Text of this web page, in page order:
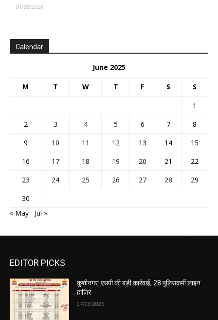
01/08/2026
Calendar
June 2025
M T W T F S S
1
2
3 4 5 6 7
8
9
10 11 12 13 14
15
16
17 18 19 20 21
22
23
24 25 26 27 28
29
30
« May
Jul »
EDITOR PICKS
कुशीनगर: एसपी की बड़ी कार्रवाई, 28 पुलिसकर्मी लाइन
हाजिर
07/08/2026